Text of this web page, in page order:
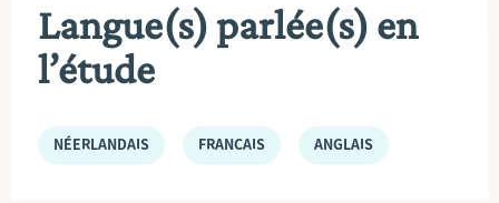
Langue(s) parlée(s) en
l’étude
NÉERLANDAIS FRANÇAIS ANGLAIS